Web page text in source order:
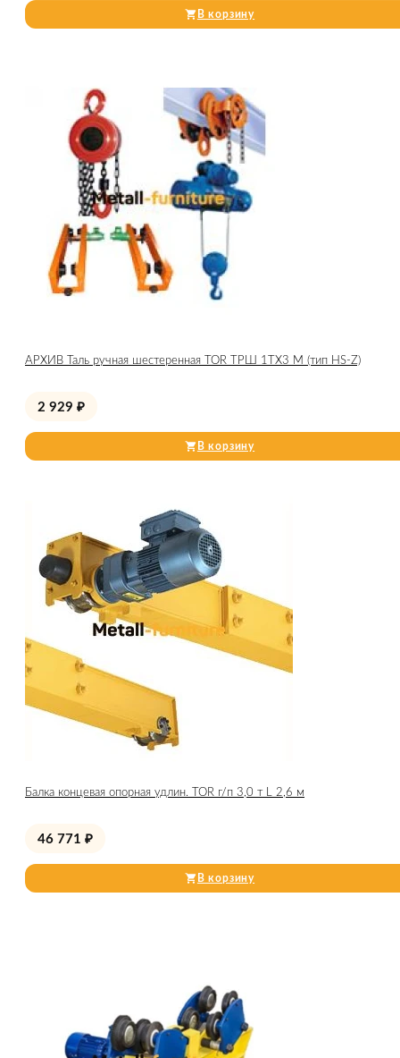
В корзину
АРХИВ Таль ручная шестеренная TOR ТРШ 1ТХ3 М (тип HS-Z)
2 929 ₽
В корзину
Балка концевая опорная удлин. TOR г/п 3,0 т L 2,6 м
46 771 ₽
В корзину